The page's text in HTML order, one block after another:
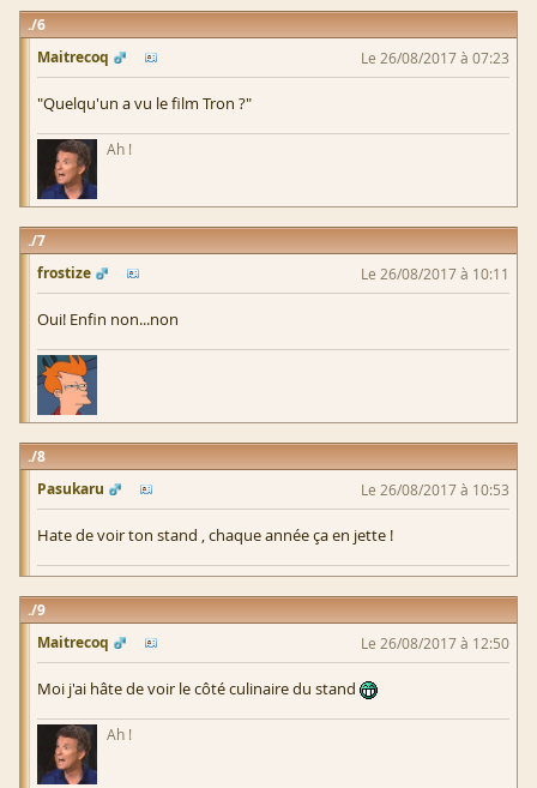
6
Maitrecoq
Le 26/08/2017 à 07:23
"Quelqu'un a vu le film Tron ?"
Ah !
7
frostize
Le 26/08/2017 à 10:11
Oui! Enfin non...non
8
Pasukaru
Le 26/08/2017 à 10:53
Hate de voir ton stand , chaque année ça en jette !
9
Maitrecoq
Le 26/08/2017 à 12:50
Moi j'ai hâte de voir le côté culinaire du stand
Ah !